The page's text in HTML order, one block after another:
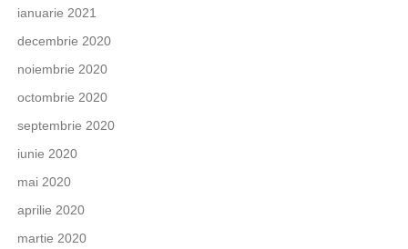
ianuarie 2021
decembrie 2020
noiembrie 2020
octombrie 2020
septembrie 2020
iunie 2020
mai 2020
aprilie 2020
martie 2020